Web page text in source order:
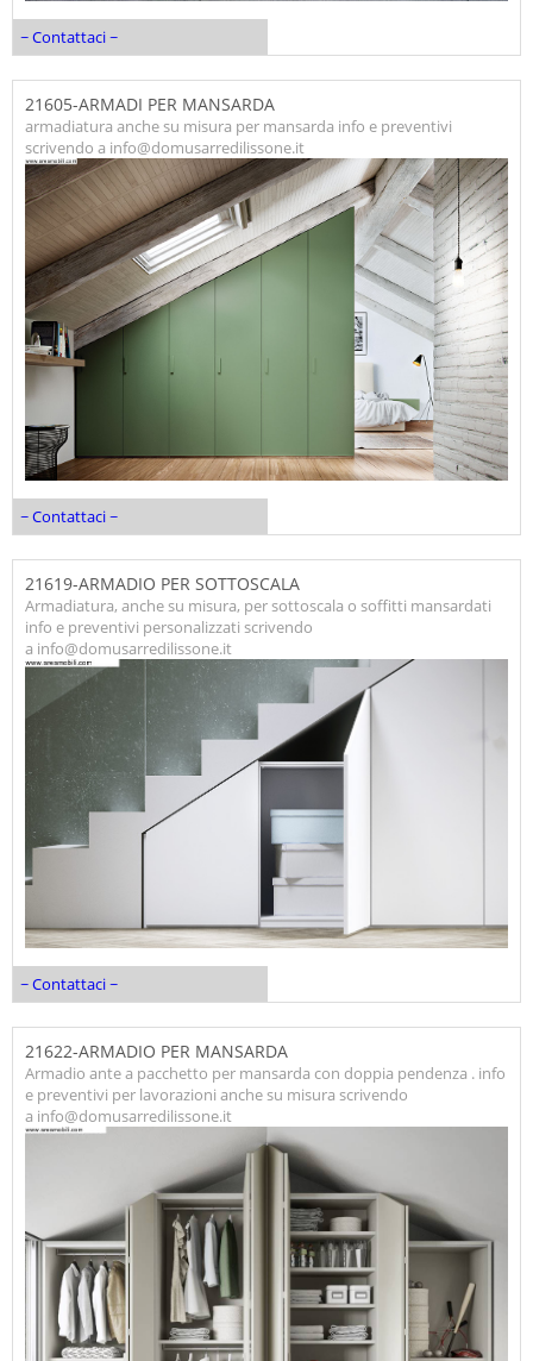
~ Contattaci ~
21605-ARMADI PER MANSARDA
armadiatura anche su misura per mansarda info e preventivi
scrivendo a info@domusarredilissone.it
~ Contattaci ~
21619-ARMADIO PER SOTTOSCALA
Armadiatura, anche su misura, per sottoscala o soffitti mansardati
info e preventivi personalizzati scrivendo
a info@domusarredilissone.it
~ Contattaci ~
21622-ARMADIO PER MANSARDA
Armadio ante a pacchetto per mansarda con doppia pendenza . info
e preventivi per lavorazioni anche su misura scrivendo
a info@domusarredilissone.it